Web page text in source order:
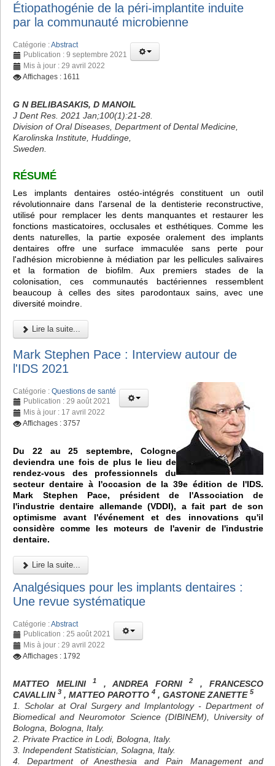
Étiopathogénie de la péri-implantite induite
par la communauté microbienne
Catégorie :Abstract
Publication : 9 septembre 2021
Mis à jour : 29 avril 2022
Affichages : 1611
G N BELIBASAKIS, D MANOIL
J Dent Res. 2021 Jan;100(1):21-28.
Division of Oral Diseases, Department of Dental Medicine,
Karolinska Institute, Huddinge,
Sweden.
RÉSUMÉ
Les implants dentaires ostéo-intégrés constituent un outil
révolutionnaire dans l'arsenal de la dentisterie reconstructive,
utilisé pour remplacer les dents manquantes et restaurer les
fonctions masticatoires, occlusales et esthétiques. Comme les
dents naturelles, la partie exposée oralement des implants
dentaires offre une surface immaculée sans perte pour
l'adhésion microbienne à médiation par les pellicules salivaires
et la formation de biofilm. Aux premiers stades de la
colonisation, ces communautés bactériennes ressemblent
beaucoup à celles des sites parodontaux sains, avec une
diversité moindre.
Lire la suite...
Mark Stephen Pace : Interview autour de
l'IDS 2021
Catégorie : Questions de santé
Publication : 29 août 2021
Mis à jour : 17 avril 2022
Affichages : 3757
Du 22 au 25 septembre, Cologne
deviendra une fois de plus le lieu de
rendez-vous des professionnels du
secteur dentaire à l'occasion de la 39e édition de l'IDS.
Mark Stephen Pace, président de l'Association de
l'industrie dentaire allemande (VDDI), a fait part de son
optimisme avant l'événement et des innovations qu'il
considère comme les moteurs de l'avenir de l'industrie
dentaire.
Lire la suite...
Analgésiques pour les implants dentaires :
Une revue systématique
Catégorie :Abstract
Publication : 25 août 2021
Mis à jour : 29 avril 2022
Affichages : 1792
MATTEO MELINI 1 , ANDREA FORNI 2
, FRANCESCO
CAVALLIN 3 , MATTEO PAROTTO 4 , GASTONE ZANETTE 5
1. Scholar at Oral Surgery and Implantology - Department of
Biomedical and Neuromotor Science (DIBINEM), University of
Bologna, Bologna, Italy.
2. Private Practice in Lodi, Bologna, Italy.
3. Independent Statistician, Solagna, Italy.
4. Department of Anesthesia and Pain Management and